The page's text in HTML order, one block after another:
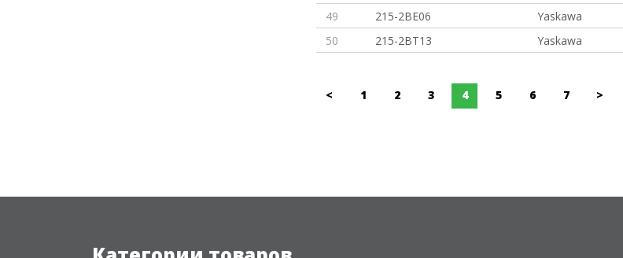
49 215-2BE06 Yaskawa
50 215-2BT13 Yaskawa
< 1 2 3 4 5 6 7 >